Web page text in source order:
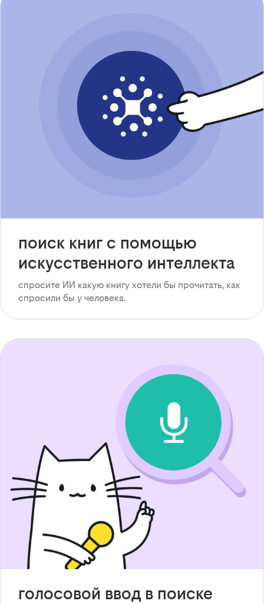
поиск книг с помощью
искусственного интеллекта
спросите ИИ какую книгу хотели бы прочитать, как
спросили бы у человека.
голосовой ввод в поиске